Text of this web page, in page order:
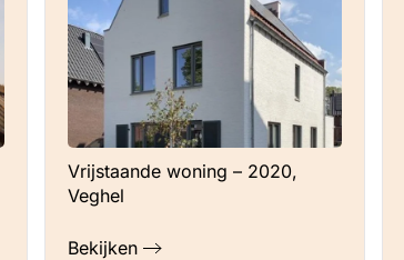
Vrijstaande woning – 2020,
Veghel
Bekijken